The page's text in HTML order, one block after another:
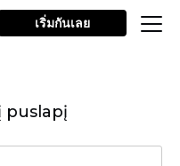
เริ่มกันเลย
puslapį